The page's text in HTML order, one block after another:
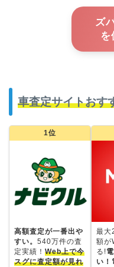
ズ
車査定サイトおす
1位
高額査定が一番出や
すい。 540万件の査
定実績！ Web上で今
スグに査定額が見れ
最大
額が
る!
い！